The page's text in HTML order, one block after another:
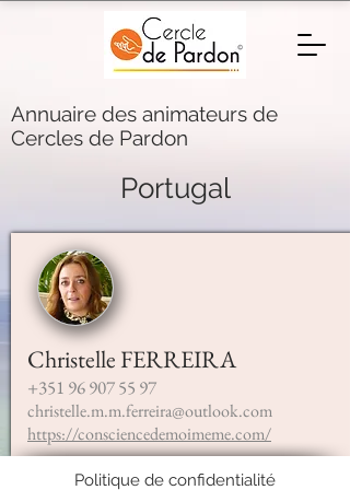
Annuaire des animateurs de
Cercles de Pardon
Portugal
Christelle FERREIRA
+351 96 907 55 97
christelle.m.m.ferreira@outlook.com
https://consciencedemoimeme.com/
Politique de confidentialité